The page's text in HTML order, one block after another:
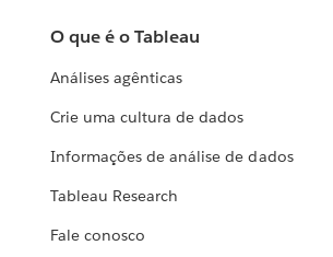
O que é o Tableau
Análises agênticas
Crie uma cultura de dados
Informações de análise de dados
Tableau Research
Fale conosco